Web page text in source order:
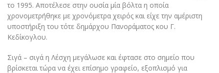
το 1995. Αποτέλεσε στην ουσία μία βόλτα η οποία
χρονομετρήθηκε με χρονόμετρα χειρός και είχε την αμέριστη
υποστήριξη του τότε δημάρχου Πανοράματος κου Γ.
Κεδίκογλου.
Σιγά – σιγά η Λέσχη μεγάλωσε και έφτασε στο σημείο που
βρίσκεται τώρα να έχει επίσημο γραφείο, εξοπλισμό για